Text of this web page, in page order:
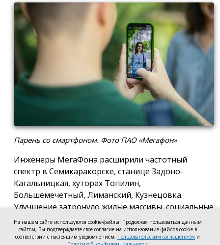
Парень со смартфоном. Фото ПАО «Мегафон»
Инженеры МегаФона расширили частотный
спектр в Семикаракорске, станице Задоно-
Кагальницкая, хуторах Топилин,
Большемечетный, Лиманский, Кузнецовка.
Улучшение затронуло жилые массивы, социальные
и образовательные учреждения. Также
стабильный сигнал теперь доступен на выезде из
города — на трассе, соединяющей Ростов,
На нашем сайте используются cookie-файлы. Продолжая пользоваться данным
сайтом, Вы подтверждаете свое согласие на использование файлов cookie в
соответствии с настоящим уведомлением, Пользовательским соглашением и